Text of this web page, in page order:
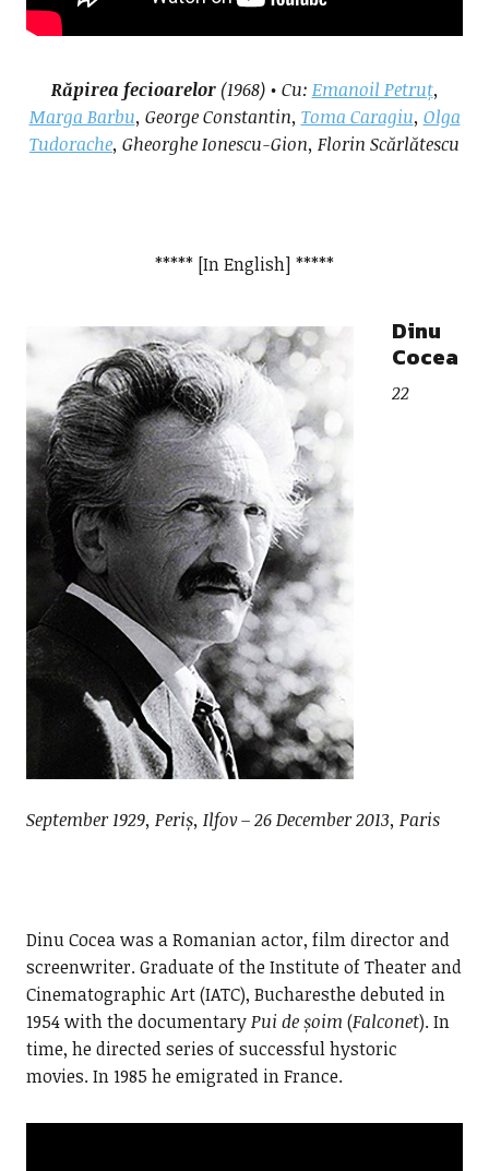
Răpirea fecioarelor(1968) • Cu: Emanoil Petruț,
Marga Barbu, George Constantin, Toma Caragiu, Olga
Tudorache, Gheorghe Ionescu-Gion, Florin Scărlătescu
***** [In English] *****
Dinu
Cocea
22
September 1929, Periș, Ilfov – 26 December 2013, Paris
Dinu Cocea was a Romanian actor, film director and
screenwriter. Graduate of the Institute of Theater and
Cinematographic Art (IATC), Bucharesthe debuted in
1954 with the documentaryPui de șoim (Falconet). In
time, he directed series of successful hystoric
movies. In 1985 he emigrated in France.